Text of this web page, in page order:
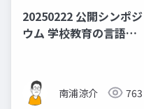
20250222 公開シンポジ
ウム 学校教育の言語と
ちの包摂を見すえて 南
浦発表資料南浦涼介 763